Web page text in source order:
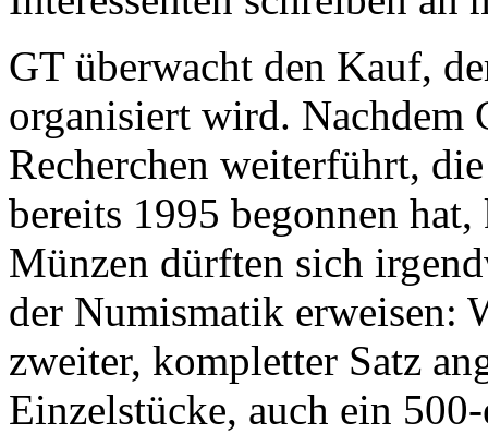
GT überwacht den Kauf,
organisiert wird. Nachdem
Recherchen weiterführt,
bereits 1995 begonnen
Münzen dürften sich
der Numismatik erweisen:
zweiter, kompletter Satz
Einzelstücke, auch ein